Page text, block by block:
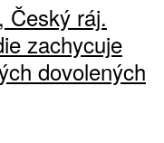
Český ráj.
zachycuje
dovolených